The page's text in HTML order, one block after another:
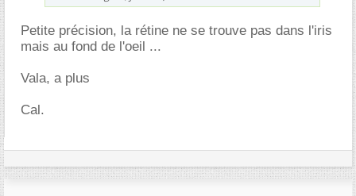
Petite précision, la rétine ne se trouve pas dans l'iris
mais au fond de l'oeil ...
Vala, a plus
Cal.